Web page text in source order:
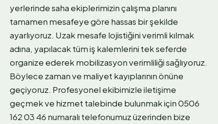
yerlerinde saha ekiplerimizin çalışma planını
tamamen mesafeye göre hassas bir şekilde
ayarlıyoruz. Uzak mesafe lojistiğini verimli kılmak
adına, yapılacak tüm iş kalemlerini tek seferde
organize ederek mobilizasyon verimliliği sağlıyoruz.
Böylece zaman ve maliyet kayıplarının önüne
geçiyoruz. Profesyonel ekibimizle iletişime
geçmek ve hizmet talebinde bulunmak için 0506
162 03 46 numaralı telefonumuz üzerinden bize